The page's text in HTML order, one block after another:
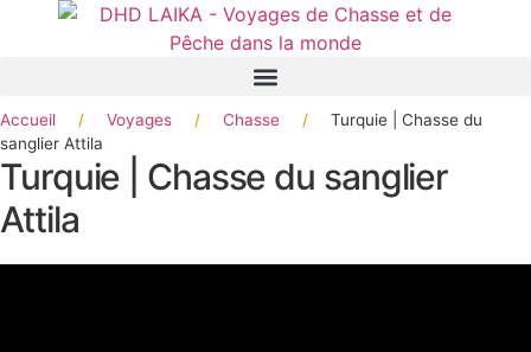
Accueil / Voyages / Chasse /
Turquie | Chasse du
sanglier Attila
Turquie | Chasse du sanglier
Attila
Panneau de gestion des cookies